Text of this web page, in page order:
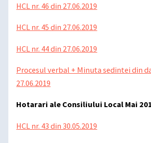
HCL nr. 46 din 27.06.2019
HCL nr. 45 din 27.06.2019
HCL nr. 44 din 27.06.2019
Procesul verbal + Minuta sedintei din
27.06.2019
Hotarari ale Consiliului Local Mai
HCL nr. 43 din 30.05.2019